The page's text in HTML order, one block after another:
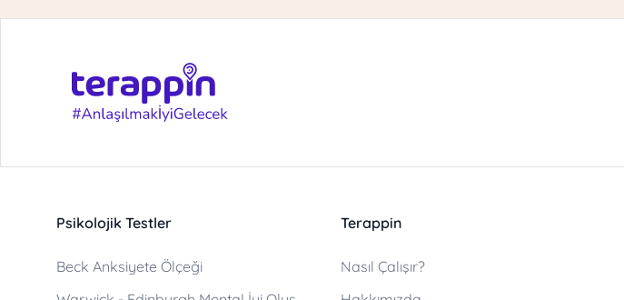
Terappin
Nasıl Çalışır?
Psikolojik Testler
Beck Anksiyete Ölçeği